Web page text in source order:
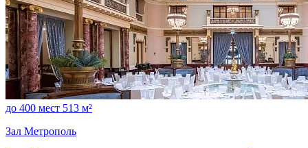
до 400 мест 513 м²
Зал Метрополь